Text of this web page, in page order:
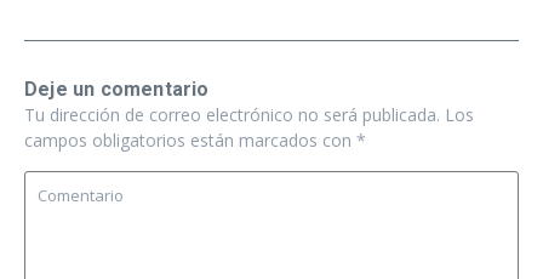
Deje un comentario
Tu dirección de correo electrónico no será publicada. Los
campos obligatorios están marcados con *